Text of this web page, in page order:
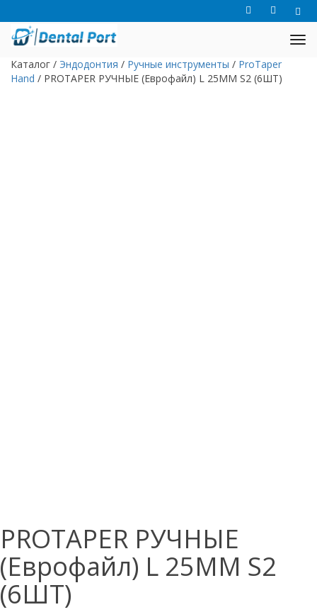
Каталог / Эндодонтия / Ручные инструменты / ProTaper
Hand / PROTAPER РУЧНЫЕ (Еврофайл) L 25ММ S2 (6ШТ)
PROTAPER РУЧНЫЕ
(Еврофайл) L 25ММ S2
(6ШТ)